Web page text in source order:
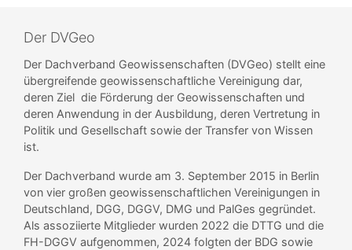
Der DVGeo
Der Dachverband Geowissenschaften (DVGeo) stellt eine
übergreifende geowissenschaftliche Vereinigung dar,
deren Ziel die Förderung der Geowissenschaften und
deren Anwendung in der Ausbildung, deren Vertretung in
Politik und Gesellschaft sowie der Transfer von Wissen
ist.
Der Dachverband wurde am 3. September 2015 in Berlin
von vier großen geowissenschaftlichen Vereinigungen in
Deutschland, DGG, DGGV, DMG und PalGes gegründet.
Als assoziierte Mitglieder wurden 2022 die DTTG und die
FH-DGGV aufgenommen, 2024 folgten der BDG sowie